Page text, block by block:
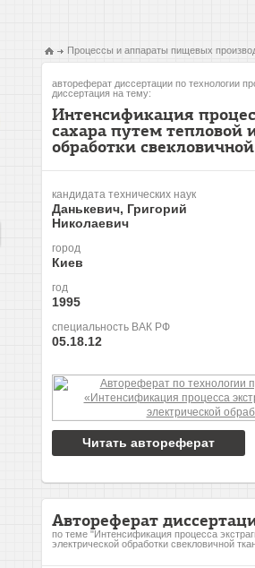
Процессы и аппараты пищевых
автореферат диссертации по технологии
диссертация на тему:
Интенсификация
сахара путем тепловой
обработки
кандидата технических наук
Данькевич, Григорий
Николаевич
город
Киев
год
1995
специальность ВАК РФ
05.18.12
Читать автореферат
Автореферат
по теме "Интенсификация процесса
электрической обработки свекловичной